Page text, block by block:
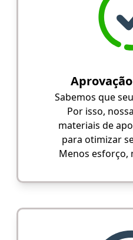
Sabemos que
Por isso,
materiais de
para otimizar
Menos esforço,